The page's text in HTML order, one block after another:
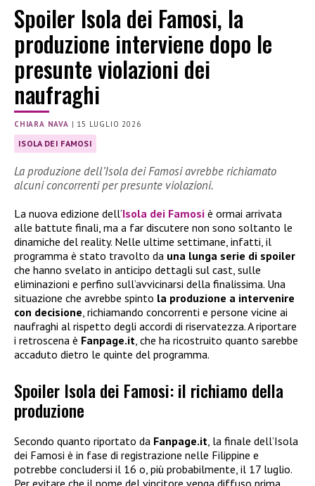
Spoiler Isola dei Famosi, la
produzione interviene dopo le
presunte violazioni dei
naufraghi
CHIARA NAVA | 15 LUGLIO 2026
ISOLA DEI FAMOSI
La produzione dell’Isola dei Famosi avrebbe richiamato
alcuni concorrenti per presunte violazioni.
La nuova edizione dell’Isola dei Famosi è ormai arrivata
alle battute finali, ma a far discutere non sono soltanto le
dinamiche del reality. Nelle ultime settimane, infatti, il
programma è stato travolto da una lunga serie di spoiler
che hanno svelato in anticipo dettagli sul cast, sulle
eliminazioni e perfino sull’avvicinarsi della finalissima. Una
situazione che avrebbe spinto la produzione a intervenire
con decisione, richiamando concorrenti e persone vicine ai
naufraghi al rispetto degli accordi di riservatezza. A riportare
i retroscena è Fanpage.it, che ha ricostruito quanto sarebbe
accaduto dietro le quinte del programma.
Spoiler Isola dei Famosi: il richiamo della
produzione
Secondo quanto riportato da Fanpage.it , la finale dell’Isola
dei Famosi è in fase di registrazione nelle Filippine e
potrebbe concludersi il 16 o, più probabilmente, il 17 luglio.
Per evitare che il nome del vincitore venga diffuso prima